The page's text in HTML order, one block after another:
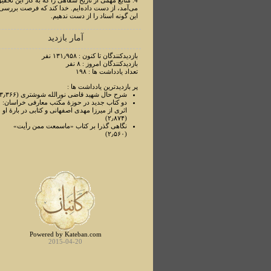
می‌آمد، از دست داده‌ایم. خدا کند که فرصت
این گونه اسناد را از دست ندهیم.
آمار بازدید
بازدیدکنندگان تا کنون : ۱۳۱٫۹۵۸ نفر
بازدیدکنندگان امروز : ۸ نفر
تعداد یادداشت ها : ۱۹۸
پر بازدیدترین یادداشت ها :
شرح حال شهید قاضی نورالله شوشتری (۳٫۳۶۶)
دو کتاب جدید در حوزۀ مکتب معارفی خراسان:
اثری از میرزا مهدی اصفهانی و کتابی در بارۀ او
(۲٫۸۷۴)
نگاهی گذرا بر کتاب «ماسمعت ممن رأیت»
(۲٫۵۶۰)
Powered by Kateban.com
2015-04-20